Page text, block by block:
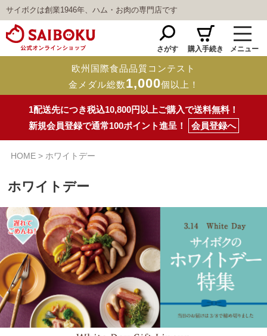
サイボクは創業1946年、ハム・お肉の専門店です
さがす 購入手続き メニュー
欧州国際食品品質コンテスト
金メダル総数1,000個以上！
1配送先につき税込10,800円以上ご購入で送料無料！
新規会員登録で通常100ポイント進呈！
会員登録へ
HOME ホワイトデー
ホワイトデー